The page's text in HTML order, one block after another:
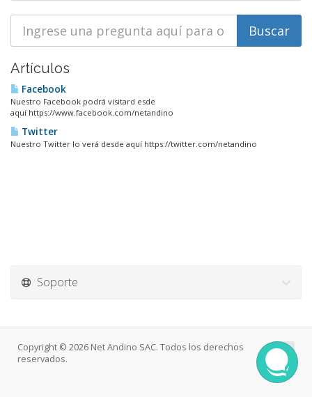
Artículos
Facebook
Nuestro Facebook podrá visitard esde
aquí https://www.facebook.com/netandino
Twitter
Nuestro Twitter lo verá desde aquí https://twitter.com/netandino
Soporte
Copyright © 2026 Net Andino SAC. Todos los derechos
reservados.